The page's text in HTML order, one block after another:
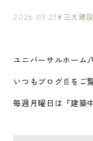
2026.03.23 三大建
ユニバーサルホーム
いつもブログ📄をご
毎週月曜日は『建築